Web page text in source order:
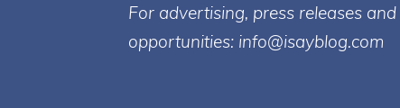
For advertising, press releases
opportunities: info@isayblog.com